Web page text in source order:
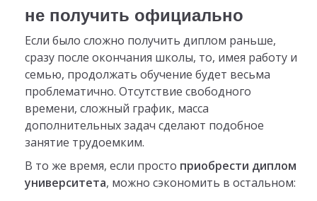
не получить официально
Если было сложно получить диплом раньше,
сразу после окончания школы, то, имея работу и
семью, продолжать обучение будет весьма
проблематично. Отсутствие свободного
времени, сложный график, масса
дополнительных задач сделают подобное
занятие трудоемким.
В то же время, если просто приобрести диплом
университета, можно сэкономить в остальном: